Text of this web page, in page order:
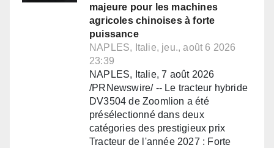
majeure pour les machines
agricoles chinoises à forte
puissance
NAPLES, Italie, jeu., août 6 2026
23:39
NAPLES, Italie, 7 août 2026
/PRNewswire/ -- Le tracteur hybride
DV3504 de Zoomlion a été
présélectionné dans deux
catégories des prestigieux prix
Tracteur de l'année 2027 : Forte